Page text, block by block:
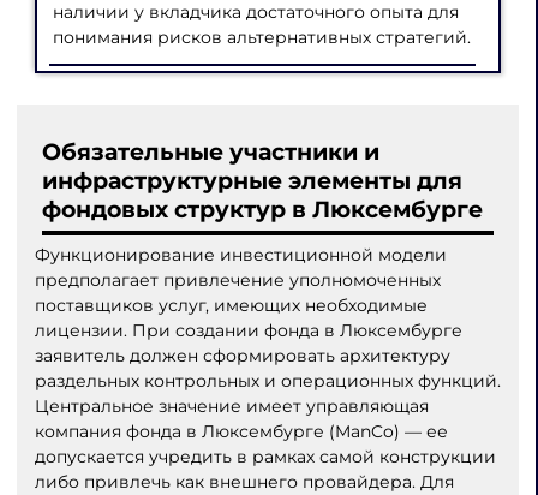
наличии у вкладчика достаточного опыта для
понимания рисков альтернативных стратегий.
Обязательные участники и
инфраструктурные элементы для
фондовых структур в Люксембурге
Функционирование инвестиционной модели
предполагает привлечение уполномоченных
поставщиков услуг, имеющих необходимые
лицензии. При создании фонда в Люксембурге
заявитель должен сформировать архитектуру
раздельных контрольных и операционных функций.
Центральное значение имеет управляющая
компания фонда в Люксембурге (ManCo) — ее
допускается учредить в рамках самой конструкции
либо привлечь как внешнего провайдера. Для